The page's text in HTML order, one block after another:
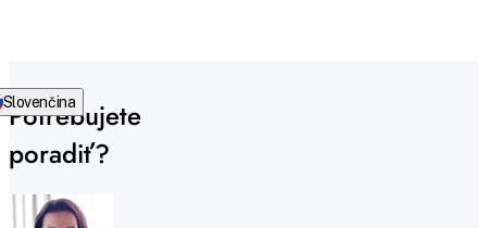
Potrebujete
poradiť?
Slovenčina